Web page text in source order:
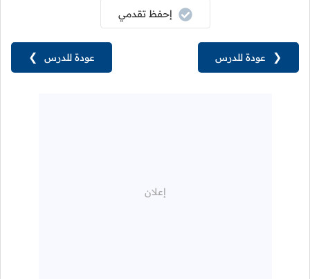
عودة للدرس ❯
إحفظ تقدمي
❮ عودة للدرس